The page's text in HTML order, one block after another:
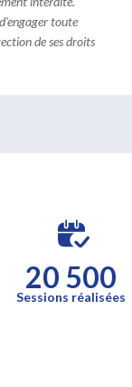
toute
de ses droits
20 500
Sessions réalisées